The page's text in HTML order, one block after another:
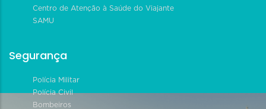
Centro de Atenção à Saúde do Viajante
SAMU
Segurança
Polícia Militar
Polícia Civil
Bombeiros